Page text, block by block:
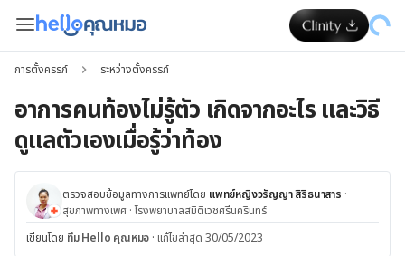
การตั้งครรภ์ ระหว่างตั้งครรภ์
อาการคนท้องไม่รู้ตัว เกิดจากอะไร และวิธี
ดูแลตัวเองเมื่อรู้ว่าท้อง
ตรวจสอบข้อมูลทางการแพทย์โดย แพทย์หญิงวรัญญา สิริธนาสาร ·
สุขภาพทางเพศ ·โรงพยาบาลสมิติเวชศรีนครินทร์
เขียนโดย ทีม Hello คุณหมอ · แก้ไขล่าสุด 30/05/2023